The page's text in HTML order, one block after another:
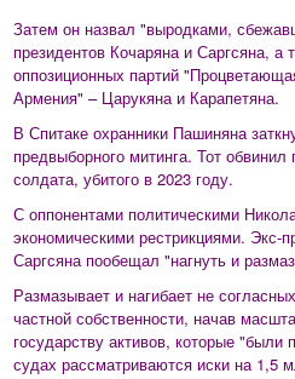
Затем он назвал "выродками,
президентов Кочаряна и Саргсяна, а
оппозиционных партий
Армения" – Царукяна и Карапетяна.
В Спитаке охранники Пашиняна
предвыборного митинга. Тот
солдата, убитого в 2023 году.
С оппонентами политическими
экономическими рестрикциями. Экс-
Саргсяна пообещал "нагнуть и
Размазывает и нагибает не
частной собственности, начав
государству активов, которые "были
судах рассматриваются иски на 1,5